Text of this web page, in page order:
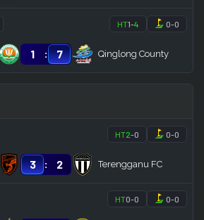
HT1-4 0-0
1 : 7 Qinglong County
HT2-0 0-0
3 : 2 Terengganu FC
HT0-0 0-0